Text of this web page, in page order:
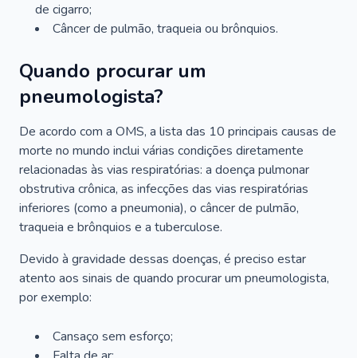
de cigarro;
Câncer de pulmão, traqueia ou brônquios.
Quando procurar um
pneumologista?
De acordo com a OMS, a lista das 10 principais causas de
morte no mundo inclui várias condições diretamente
relacionadas às vias respiratórias: a doença pulmonar
obstrutiva crônica, as infecções das vias respiratórias
inferiores (como a pneumonia), o câncer de pulmão,
traqueia e brônquios e a tuberculose.
Devido à gravidade dessas doenças, é preciso estar
atento aos sinais de quando procurar um pneumologista,
por exemplo:
Cansaço sem esforço;